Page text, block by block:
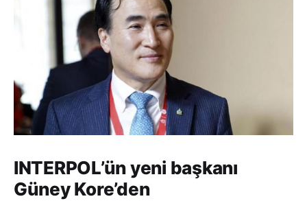
INTERPOL’ün yeni başkanı
Güney Kore’den